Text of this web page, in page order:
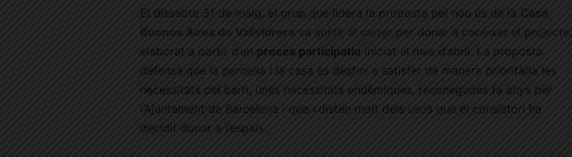
El dissabte 31 de maig, el grup que lidera la proposta pel nou ús de la Casa
Buenos Aires de Vallvidrera va sortir al carrer per donar a conèixer el projecte,
elaborat a partir d’un procés participatiu iniciat el mes d’abril. La proposta
defensa que la parcel·la i la casa es destini a satisfer de manera prioritària les
necessitats del barri, unes necessitats endèmiques, reconegudes fa anys per
l’Ajuntament de Barcelona i que «disten molt dels usos que el consistori ha
decidit donar a l’espai».